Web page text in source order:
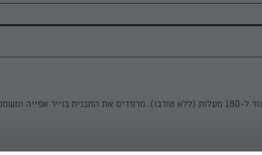
ומשמנים אותה.